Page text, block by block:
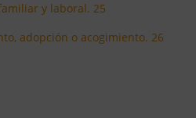
y laboral. 25
adopción o acogimiento. 26